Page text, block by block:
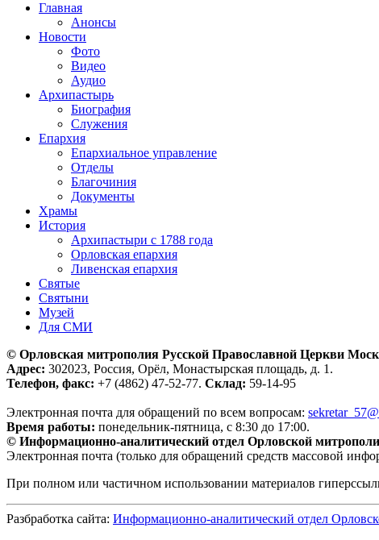
Главная
Анонсы
Новости
Фото
Видео
Аудио
Архипастырь
Биография
Служения
Епархия
Епархиальное управление
Отделы
Благочиния
Документы
Храмы
История
Архипастыри с 1788 года
Орловская епархия
Ливенская епархия
Святые
Святыни
Музей
Для СМИ
© Орловская митрополия Русской Православной Церкви
Адрес: 302023, Россия, Орёл, Монастырская площадь, д. 1.
Телефон, факс: +7 (4862) 47-52-77. Склад: 59-14-95
Электронная почта для обращений по всем вопросам:
Время работы: понедельник-пятница, с 8:30 до 17:00.
© Информационно-аналитический отдел Орловской
Электронная почта (только для обращений средств массовой
При полном или частичном использовании материалов
Разбработка сайта: Информационно-аналитический отдел